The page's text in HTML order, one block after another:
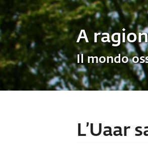
A
Il mondo
L’Uaar